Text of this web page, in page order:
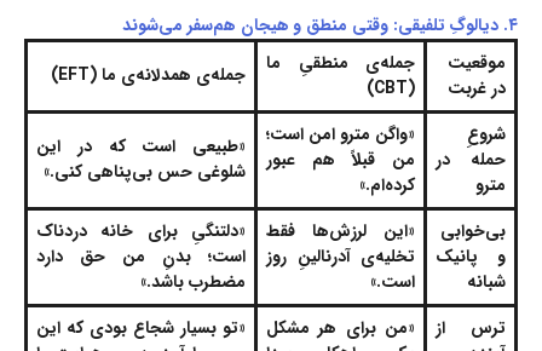
۴. دیالوگِ تلفیقی: وقتی منطق و هیجان هم‌سفر می‌شوند
موقعیت
در غربت
جمله‌ی منطقیِ ما
(CBT)
جمله‌ی همدلانه‌ی ما (EFT)
شروعِ
حمله در
مترو
«واگن مترو امن است؛
من قبلاً هم عبور
کرده‌ام.»
«طبیعی است که در این
شلوغی حس بی‌‌پناهی کنی.»
بی‌خوابی
و پانیک
شبانه
«این لرزش‌ها فقط
تخلیه‌ی آدرنالینِ روز
است.»
«دلتنگیِ برای خانه دردناک
است؛ بدنِ من حق دارد
مضطرب باشد.»
ترس از
«من برای هر مشکل
«تو بسیار شجاع بودی که این